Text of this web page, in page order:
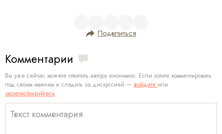
Поделиться
Комментарии
Вы уже сейчас можете ответить автору анонимно. Если хотите комментировать
под своим именем и следить за дискуссией — войдите или
зарегистрируйтесь